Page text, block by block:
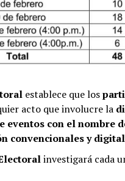
establece que los
acto que involucre la
eventos con el nombre
convencionales y
investigará cada